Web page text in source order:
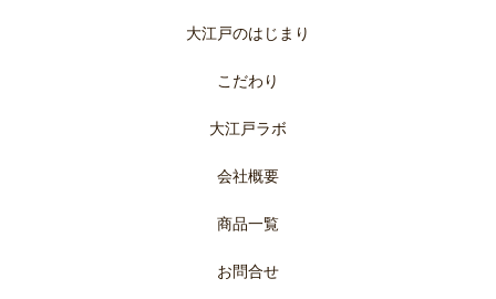
大江戸のはじまり
こだわり
大江戸ラボ
会社概要
商品一覧
お問合せ